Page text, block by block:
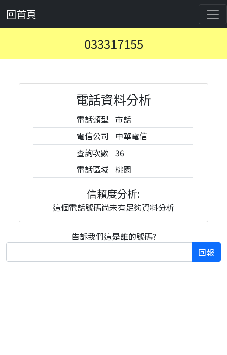
回首頁
033317155
電話資料分析
電話類型 市話
電信公司 中華電信
查詢次數 36
電話區域 桃園
信賴度分析:
這個電話號碼尚未有足夠資料分析
告訴我們這是誰的號碼?
回報